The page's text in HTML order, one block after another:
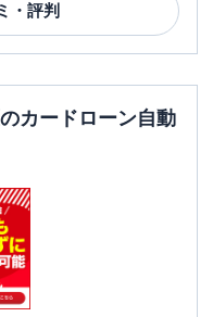
・評判
カードローン自動